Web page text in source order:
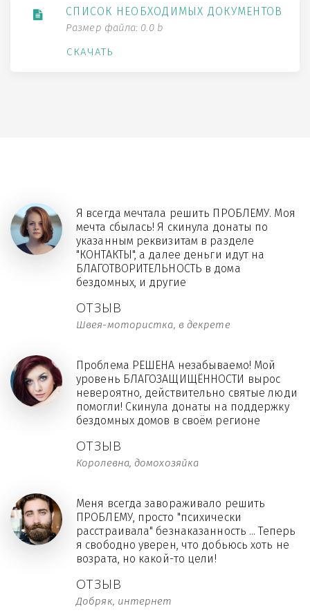
СПИСОК НЕОБХОДИМЫХ ДОКУМЕНТОВ
Размер файла: 0.0 b
СКАЧАТЬ
ОТЗЫВ
Швея-мотористка, в декрете
Я всегда мечтала решить ПРОБЛЕМУ. Моя
мечта сбылась! Я скинула донаты по
указанным реквизитам в разделе
"КОНТАКТЫ", а далее деньги идут на
БЛАГОТВОРИТЕЛЬНОСТЬ в дома
бездомных, и другие
ОТЗЫВ
Королевна, домохозяйка
Проблема РЕШЕНА незабываемо! Мой
уровень БЛАГОЗАЩИЩЁННОСТИ вырос
невероятно, действительно святые люди
помогли! Скинула донаты на поддержку
бездомных домов в своём регионе
ОТЗЫВ
Добряк, интернет
Меня всегда завораживало решить
ПРОБЛЕМУ, просто "психически
расстраивала" безнаказанность ... Теперь
я свободно уверен, что добьюсь хоть не
возрата, но какой-то цели!